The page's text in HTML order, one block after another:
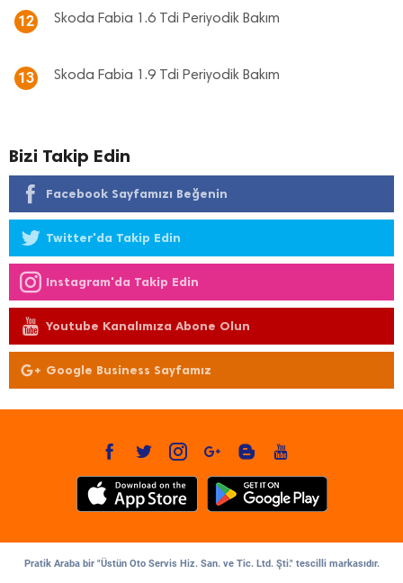
12 Skoda Fabia 1.6 Tdi Periyodik Bakım
13 Skoda Fabia 1.9 Tdi Periyodik Bakım
Bizi Takip Edin
Facebook Sayfamızı Beğenin
Twitter'da Takip Edin
Instagram'da Takip Edin
Youtube Kanalımıza Abone Olun
Google Business Sayfamız
Pratik Araba bir "Üstün Oto Servis Hiz. San. ve Tic. Ltd. Şti." tescilli markasıdır.